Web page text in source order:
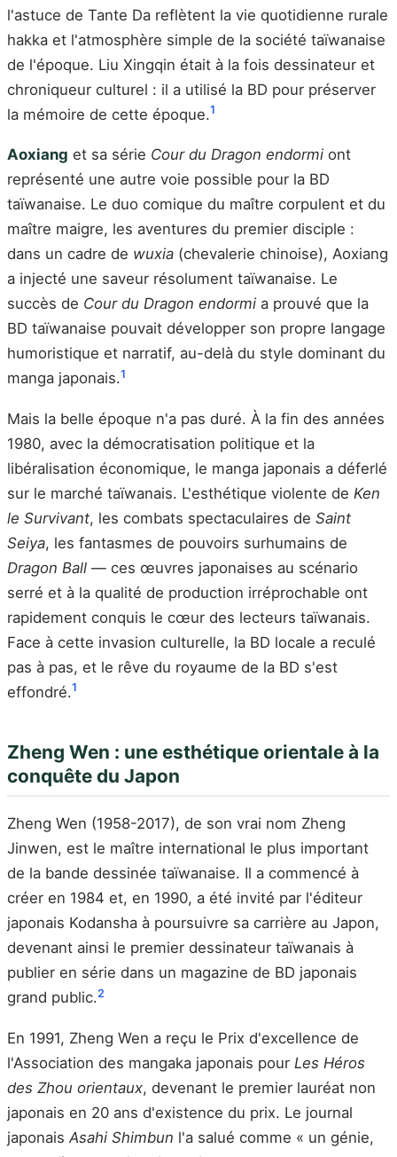
l'astuce de Tante Da reflètent la vie quotidienne rurale
hakka et l'atmosphère simple de la société taïwanaise
de l'époque. Liu Xingqin était à la fois dessinateur et
chroniqueur culturel : il a utilisé la BD pour préserver
la mémoire de cette époque.1
Aoxiang et sa série Cour du Dragon endormi ont
représenté une autre voie possible pour la BD
taïwanaise. Le duo comique du maître corpulent et du
maître maigre, les aventures du premier disciple :
dans un cadre de wuxia (chevalerie chinoise), Aoxiang
a injecté une saveur résolument taïwanaise. Le
succès de Cour du Dragon endormi a prouvé que la
BD taïwanaise pouvait développer son propre langage
humoristique et narratif, au-delà du style dominant du
manga japonais.1
Mais la belle époque n'a pas duré. À la fin des années
1980, avec la démocratisation politique et la
libéralisation économique, le manga japonais a déferlé
sur le marché taïwanais. L'esthétique violente de Ken
le Survivant, les combats spectaculaires de Saint
Seiya, les fantasmes de pouvoirs surhumains de
Dragon Ball — ces œuvres japonaises au scénario
serré et à la qualité de production irréprochable ont
rapidement conquis le cœur des lecteurs taïwanais.
Face à cette invasion culturelle, la BD locale a reculé
pas à pas, et le rêve du royaume de la BD s'est
effondré.1
Zheng Wen : une esthétique orientale à la
conquête du Japon
Zheng Wen (1958-2017), de son vrai nom Zheng
Jinwen, est le maître international le plus important
de la bande dessinée taïwanaise. Il a commencé à
créer en 1984 et, en 1990, a été invité par l'éditeur
japonais Kodansha à poursuivre sa carrière au Japon,
devenant ainsi le premier dessinateur taïwanais à
publier en série dans un magazine de BD japonais
grand public.2
En 1991, Zheng Wen a reçu le Prix d'excellence de
l'Association des mangaka japonais pour Les Héros
des Zhou orientaux, devenant le premier lauréat non
japonais en 20 ans d'existence du prix. Le journal
japonais Asahi Shimbun l'a salué comme « un génie,